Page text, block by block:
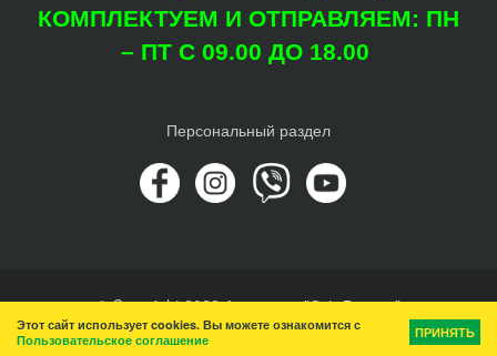
КОМПЛЕКТУЕМ И ОТПРАВЛЯЕМ: ПН
– ПТ С 09.00 ДО 18.00
Персональный раздел
© Copyright 2022 Агроцентр "Світ Рослин"
Наверх
Этот сайт использует cookies. Вы можете ознакомится с
Пользовательское соглашение
ПРИНЯТЬ